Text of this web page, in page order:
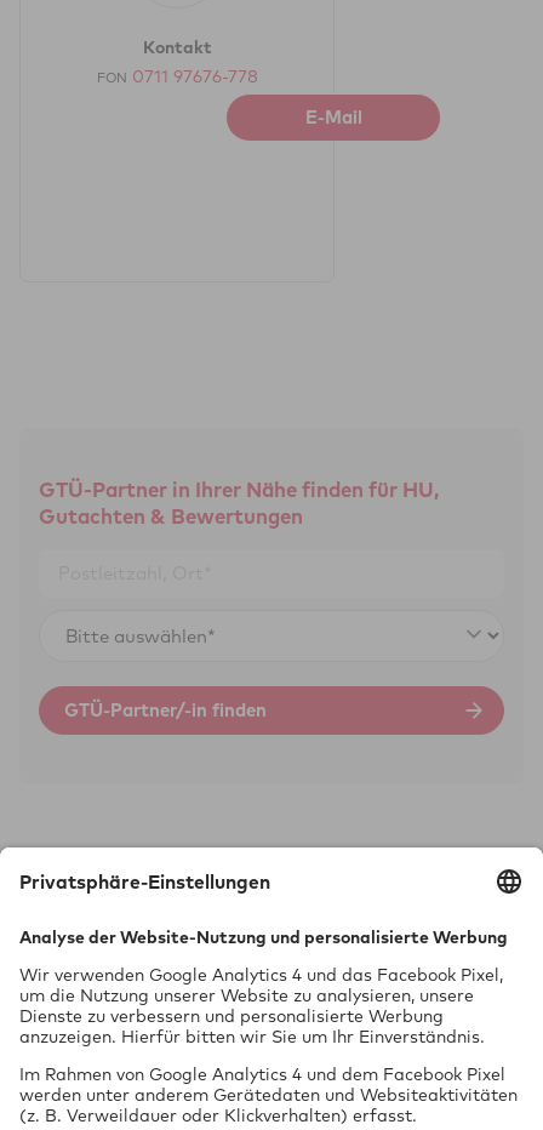
Kontakt
FON 0711 97676-778
E-Mail
GTÜ-Partner in Ihrer Nähe finden für HU,
Gutachten & Bewertungen
GTÜ-Partner/-in finden
Technik braucht Sicher­heit.
GTÜ Gesell­schaft für Tech­ni­sche Über­wa­chung mbH
Vor dem Lauch 25
70567 Stuttgart